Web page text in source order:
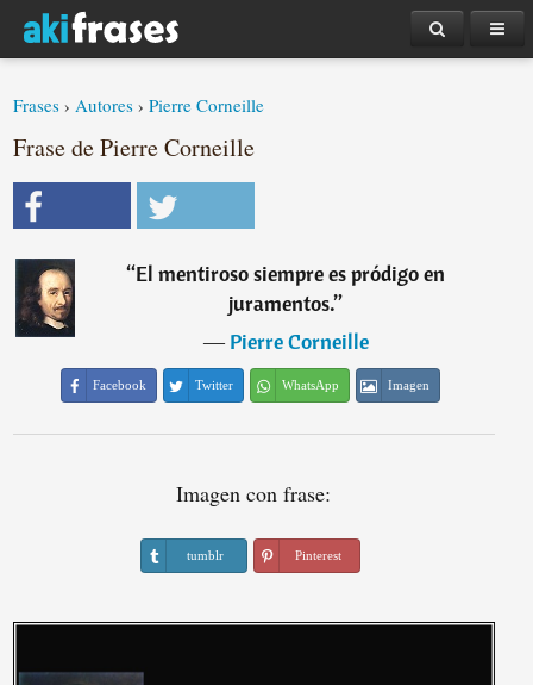
Frases ›Autores ›Pierre Corneille
Frase de Pierre Corneille
“El mentiroso siempre es pródigo en
juramentos.”
―Pierre Corneille
Facebook Twitter WhatsApp Imagen
Imagen con frase:
tumblr Pinterest